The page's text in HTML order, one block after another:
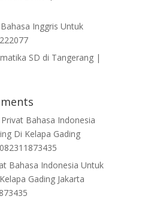
Inggris Untuk
SD di Tangerang |
Bahasa Indonesia
Di Kelapa Gading
Bahasa Indonesia Untuk
Gading Jakarta